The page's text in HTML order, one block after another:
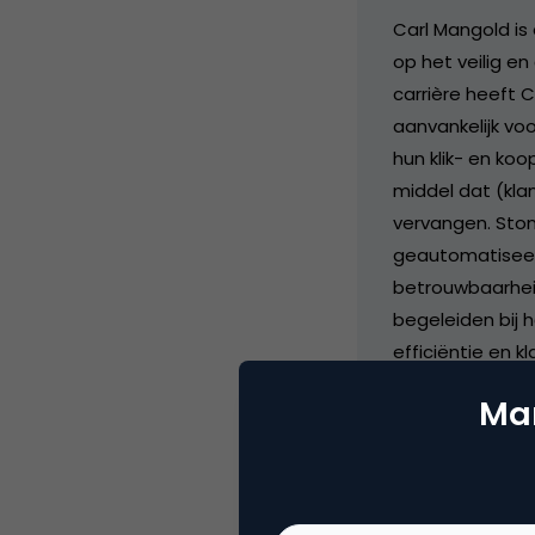
Carl Mangold
op het veilig
carrière heeft
aanvankelijk
hun klik- en
middel dat
vervangen.
begeleiden bij
efficiëntie en
praktijken,
zowel de